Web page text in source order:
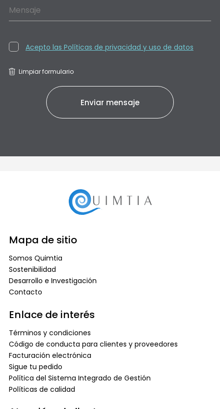
Mensaje
Acepto las Políticas de privacidad y uso de datos
Limpiar formulario
Mapa de sitio
Somos Quimtia
Sostenibilidad
Desarrollo e Investigación
Contacto
Enlace de interés
Términos y condiciones
Código de conducta para clientes y proveedores
Facturación electrónica
Sigue tu pedido
Política del Sistema Integrado de Gestión
Políticas de calidad